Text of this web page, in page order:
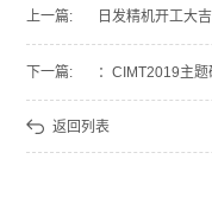
上一篇: 日发精机开工大
下一篇: ：CIMT2019主
返回列表